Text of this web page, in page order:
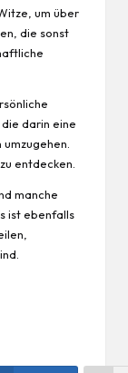
um über
die sonst
darin eine
entdecken.
manche
ist ebenfalls